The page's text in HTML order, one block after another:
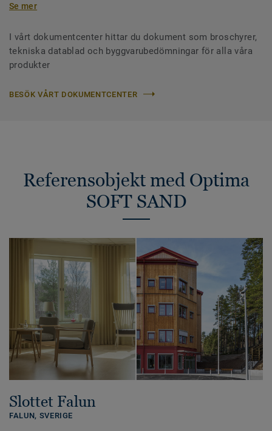
Se mer
I vårt dokumentcenter hittar du dokument som broschyrer,
tekniska datablad och byggvarubedömningar för alla våra
produkter
BESÖK VÅRT DOKUMENTCENTER
Referensobjekt med Optima
SOFT SAND
Slottet Falun
FALUN, SVERIGE